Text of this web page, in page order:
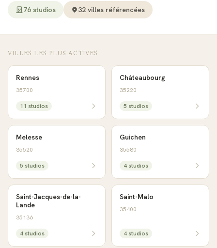
76 studios 32 villes référencées
VILLES LES PLUS ACTIVES
Rennes
35700
11 studios
Châteaubourg
35220
5 studios
Melesse
35520
5 studios
Guichen
35580
4 studios
Saint-Jacques-de-la-
Lande
35136
4 studios
Saint-Malo
35400
4 studios